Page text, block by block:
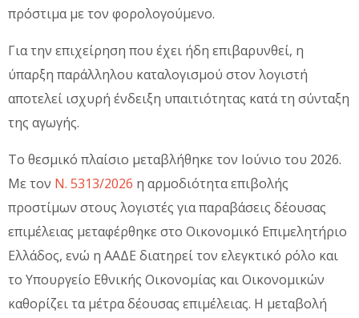
πρόστιμα με τον φορολογούμενο.
Για την επιχείρηση που έχει ήδη επιβαρυνθεί, η
ύπαρξη παράλληλου καταλογισμού στον λογιστή
αποτελεί ισχυρή ένδειξη υπαιτιότητας κατά τη σύνταξη
της αγωγής.
Το θεσμικό πλαίσιο μεταβλήθηκε τον Ιούνιο του 2026.
Με τον Ν. 5313/2026 η αρμοδιότητα επιβολής
προστίμων στους λογιστές για παραβάσεις δέουσας
επιμέλειας μεταφέρθηκε στο Οικονομικό Επιμελητήριο
Ελλάδος, ενώ η ΑΑΔΕ διατηρεί τον ελεγκτικό ρόλο και
το Υπουργείο Εθνικής Οικονομίας και Οικονομικών
καθορίζει τα μέτρα δέουσας επιμέλειας. Η μεταβολή